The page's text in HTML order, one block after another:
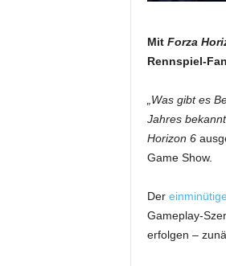
Mit Forza
Rennspiel-
„Was gibt es
Jahres
Horizon 6
Game Show.
Der
Gameplay-
erfolgen –